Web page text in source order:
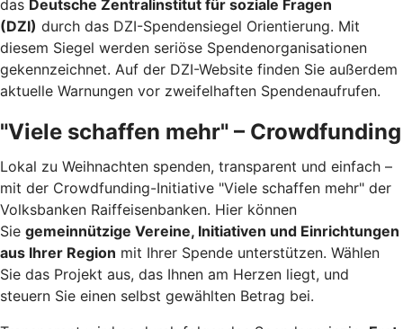
das Deutsche Zentralinstitut für soziale Fragen
(DZI) durch das DZI-Spendensiegel Orientierung. Mit
diesem Siegel werden seriöse Spendenorganisationen
gekennzeichnet. Auf der DZI-Website finden Sie außerdem
aktuelle Warnungen vor zweifelhaften Spendenaufrufen.
"Viele schaffen mehr" – Crowdfunding
Lokal zu Weihnachten spenden, transparent und einfach –
mit der Crowdfunding-Initiative "Viele schaffen mehr" der
Volksbanken Raiffeisenbanken. Hier können
Sie gemeinnützige Vereine, Initiativen und Einrichtungen
aus Ihrer Region mit Ihrer Spende unterstützen. Wählen
Sie das Projekt aus, das Ihnen am Herzen liegt, und
steuern Sie einen selbst gewählten Betrag bei.